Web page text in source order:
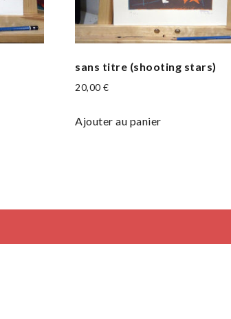
sans titre (shooting stars)
20,00€
Ajouter au panier